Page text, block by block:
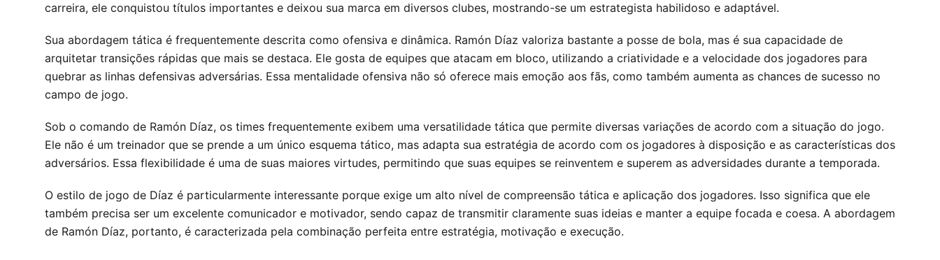
carreira, ele conquistou títulos importantes e deixou sua marca em diversos clubes, mostrando-se um estrategista habilidoso e adaptável.
Sua abordagem tática é frequentemente descrita como ofensiva e dinâmica. Ramón Díaz valoriza bastante a posse de bola, mas é sua capacidade de
arquitetar transições rápidas que mais se destaca. Ele gosta de equipes que atacam em bloco, utilizando a criatividade e a velocidade dos jogadores para
quebrar as linhas defensivas adversárias. Essa mentalidade ofensiva não só oferece mais emoção aos fãs, como também aumenta as chances de sucesso no
campo de jogo.
Sob o comando de Ramón Díaz, os times frequentemente exibem uma versatilidade tática que permite diversas variações de acordo com a situação do jogo.
Ele não é um treinador que se prende a um único esquema tático, mas adapta sua estratégia de acordo com os jogadores à disposição e as características dos
adversários. Essa flexibilidade é uma de suas maiores virtudes, permitindo que suas equipes se reinventem e superem as adversidades durante a temporada.
O estilo de jogo de Díaz é particularmente interessante porque exige um alto nível de compreensão tática e aplicação dos jogadores. Isso significa que ele
também precisa ser um excelente comunicador e motivador, sendo capaz de transmitir claramente suas ideias e manter a equipe focada e coesa. A abordagem
de Ramón Díaz, portanto, é caracterizada pela combinação perfeita entre estratégia, motivação e execução.